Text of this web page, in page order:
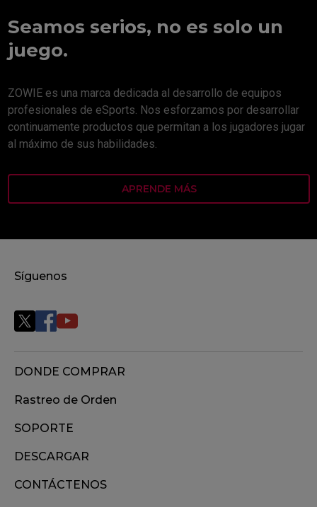
Seamos serios, no es solo un
juego.
ZOWIE es una marca dedicada al desarrollo de equipos
profesionales de eSports. Nos esforzamos por desarrollar
continuamente productos que permitan a los jugadores jugar
al máximo de sus habilidades.
APRENDE MÁS
Síguenos
DONDE COMPRAR
Rastreo de Orden
SOPORTE
DESCARGAR
CONTÁCTENOS